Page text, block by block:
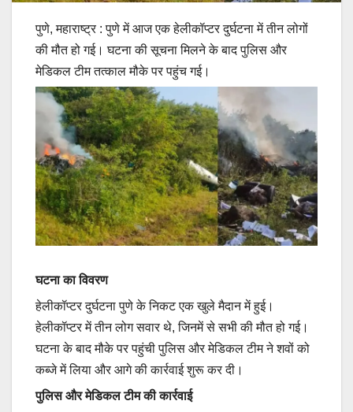
पुणे, महाराष्ट्र : पुणे में आज एक हेलीकॉप्टर दुर्घटना में तीन लोगों
की मौत हो गई। घटना की सूचना मिलने के बाद पुलिस और
मेडिकल टीम तत्काल मौके पर पहुंच गई।
घटना का विवरण
हेलीकॉप्टर दुर्घटना पुणे के निकट एक खुले मैदान में हुई।
हेलीकॉप्टर में तीन लोग सवार थे, जिनमें से सभी की मौत हो गई।
घटना के बाद मौके पर पहुंची पुलिस और मेडिकल टीम ने शवों को
कब्जे में लिया और आगे की कार्रवाई शुरू कर दी।
पुलिस और मेडिकल टीम की कार्रवाई